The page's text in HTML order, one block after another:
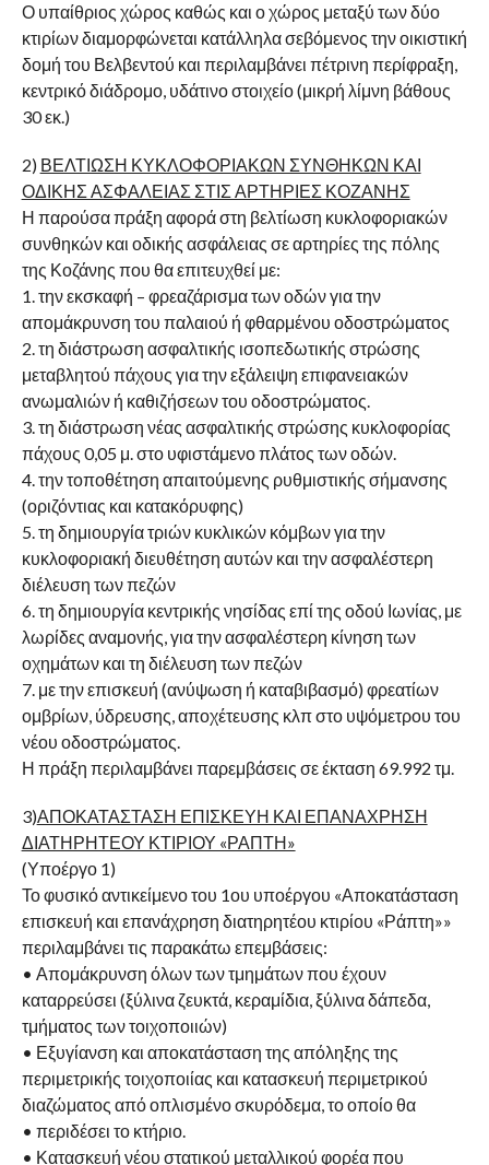
Ο υπαίθριος χώρος καθώς και ο χώρος μεταξύ των δύο
κτιρίων διαμορφώνεται κατάλληλα σεβόμενος την οικιστική
δομή του Βελβεντού και περιλαμβάνει πέτρινη περίφραξη,
κεντρικό διάδρομο, υδάτινο στοιχείο (μικρή λίμνη βάθους
30 εκ.)
2) ΒΕΛΤΙΩΣΗ ΚΥΚΛΟΦΟΡΙΑΚΩΝ ΣΥΝΘΗΚΩΝ ΚΑΙ
ΟΔΙΚΗΣ ΑΣΦΑΛΕΙΑΣ ΣΤΙΣ ΑΡΤΗΡΙΕΣ ΚΟΖΑΝΗΣ
Η παρούσα πράξη αφορά στη βελτίωση κυκλοφοριακών
συνθηκών και οδικής ασφάλειας σε αρτηρίες της πόλης
της Κοζάνης που θα επιτευχθεί με:
1. την εκσκαφή – φρεαζάρισμα των οδών για την
απομάκρυνση του παλαιού ή φθαρμένου οδοστρώματος
2. τη διάστρωση ασφαλτικής ισοπεδωτικής στρώσης
μεταβλητού πάχους για την εξάλειψη επιφανειακών
ανωμαλιών ή καθιζήσεων του οδοστρώματος.
3. τη διάστρωση νέας ασφαλτικής στρώσης κυκλοφορίας
πάχους 0,05 μ. στο υφιστάμενο πλάτος των οδών.
4. την τοποθέτηση απαιτούμενης ρυθμιστικής σήμανσης
(οριζόντιας και κατακόρυφης)
5. τη δημιουργία τριών κυκλικών κόμβων για την
κυκλοφοριακή διευθέτηση αυτών και την ασφαλέστερη
διέλευση των πεζών
6. τη δημιουργία κεντρικής νησίδας επί της οδού Ιωνίας, με
λωρίδες αναμονής, για την ασφαλέστερη κίνηση των
οχημάτων και τη διέλευση των πεζών
7. με την επισκευή (ανύψωση ή καταβιβασμό) φρεατίων
ομβρίων, ύδρευσης, αποχέτευσης κλπ στο υψόμετρου του
νέου οδοστρώματος.
Η πράξη περιλαμβάνει παρεμβάσεις σε έκταση 69.992 τμ.
3)ΑΠΟΚΑΤΑΣΤΑΣΗ ΕΠΙΣΚΕΥΗ ΚΑΙ ΕΠΑΝΑΧΡΗΣΗ
ΔΙΑΤΗΡΗΤΕΟΥ ΚΤΙΡΙΟΥ «ΡΑΠΤΗ»
(Υποέργο 1)
Το φυσικό αντικείμενο του 1ου υποέργου «Αποκατάσταση
επισκευή και επανάχρηση διατηρητέου κτιρίου «Ράπτη»»
περιλαμβάνει τις παρακάτω επεμβάσεις:
• Απομάκρυνση όλων των τμημάτων που έχουν
καταρρεύσει (ξύλινα ζευκτά, κεραμίδια, ξύλινα δάπεδα,
τμήματος των τοιχοποιιών)
• Εξυγίανση και αποκατάσταση της απόληξης της
περιμετρικής τοιχοποιίας και κατασκευή περιμετρικού
διαζώματος από οπλισμένο σκυρόδεμα, το οποίο θα
• περιδέσει το κτήριο.
• Κατασκευή νέου στατικού μεταλλικού φορέα που